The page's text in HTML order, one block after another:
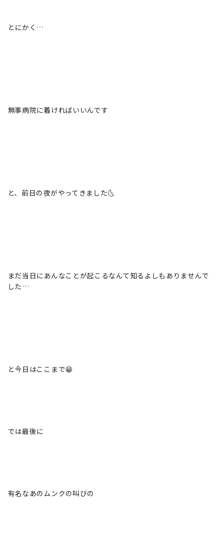
とにかく…
無事病院に着ければいいんです
と、前日の夜がやってきました🌜️
まだ当日にあんなことが起こるなんて知るよしもありませんで
した…
と今日はここまで😁
では最後に
有名なあのムンクの叫びの